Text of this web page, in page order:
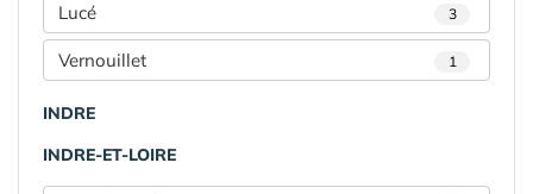
Lucé 3
Vernouillet 1
INDRE
INDRE-ET-LOIRE